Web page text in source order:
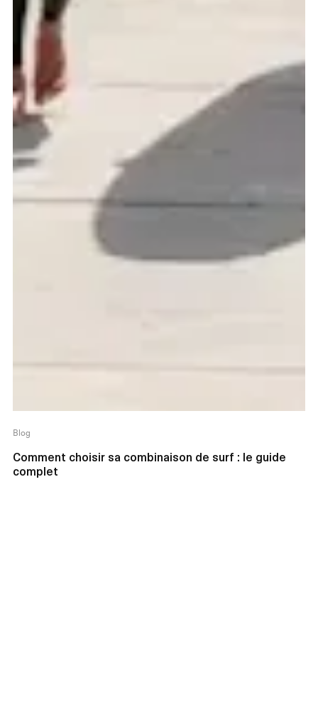
Blog
Comment choisir sa combinaison de surf : le guide
complet